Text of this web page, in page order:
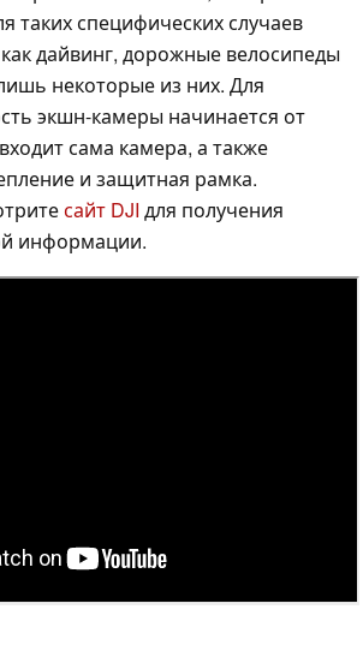
таких специфических случаев
дайвинг, дорожные велосипеды
некоторые из них. Для
экшн-камеры начинается от
сама камера, а также
и защитная рамка.
сайт DJI для получения
информации.